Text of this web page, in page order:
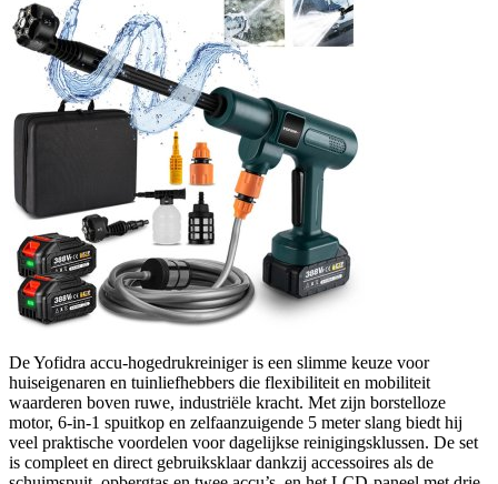
De Yofidra accu-hogedrukreiniger is een slimme keuze voor
huiseigenaren en tuinliefhebbers die flexibiliteit en mobiliteit
waarderen boven ruwe, industriële kracht. Met zijn borstelloze
motor, 6-in-1 spuitkop en zelfaanzuigende 5 meter slang biedt hij
veel praktische voordelen voor dagelijkse reinigingsklussen. De set
is compleet en direct gebruiksklaar dankzij accessoires als de